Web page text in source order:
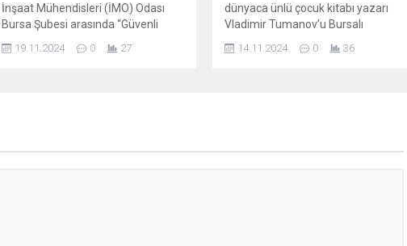
İnşaat Mühendisleri (İMO) Odası
Bursa Şubesi arasında “Güvenli
Kent, Güvenli Yaşam” işbirliği
protokolü imzalandı. Protokol
getirmek için çalışmalarını bilimin
19.11.2024 0 27
dünyaca ünlü çocuk kitabı yazarı
Vladimir Tumanov’u Bursalı
çocuklarla buluşturdu. Bursa’nın
kültür ve sanat hayatına değer
birbirinden kıymetli yerli ve yabancı
14.11.2024 0 36